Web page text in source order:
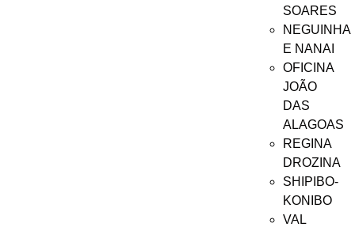
SOARES
NEGUINHA
E NANAI
OFICINA
JOÃO
DAS
ALAGOAS
REGINA
DROZINA
SHIPIBO-
KONIBO
VAL